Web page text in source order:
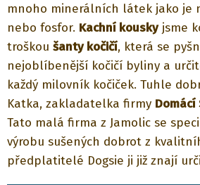
mnoho minerálních látek jako je
nebo fosfor. Kachní kouskyjsme
troškou šanty kočičí, která se
nejoblíbenější kočičí byliny a
každý milovník kočiček. Tuhle
Katka, zakladatelka firmy Domácí
Tato malá firma z Jamolic se
výrobu sušených dobrot z
předplatitelé Dogsie ji již znají